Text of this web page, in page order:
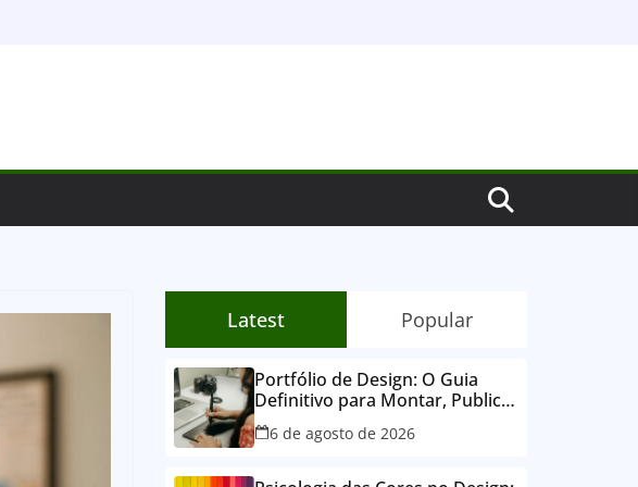
Latest Popular
Portfólio de Design: O Guia
Definitivo para Montar, Publicar
e Conquistar Clientes
6 de agosto de 2026